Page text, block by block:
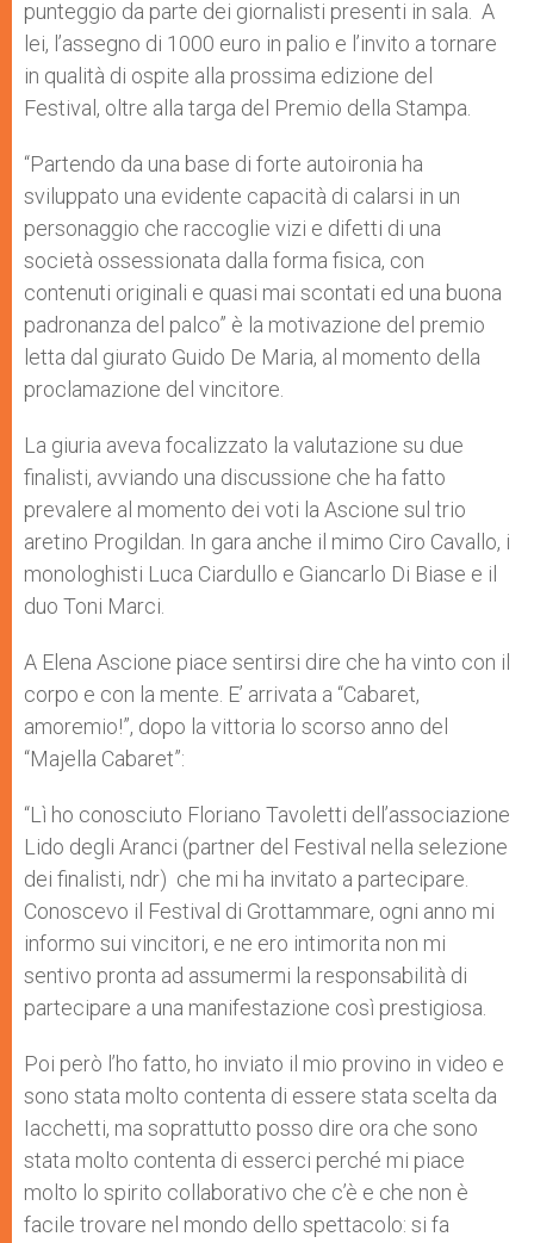
punteggio da parte dei giornalisti presenti in sala. A
lei, l’assegno di 1000 euro in palio e l’invito a tornare
in qualità di ospite alla prossima edizione del
Festival, oltre alla targa del Premio della Stampa.
“Partendo da una base di forte autoironia ha
sviluppato una evidente capacità di calarsi in un
personaggio che raccoglie vizi e difetti di una
società ossessionata dalla forma fisica, con
contenuti originali e quasi mai scontati ed una buona
padronanza del palco” è la motivazione del premio
letta dal giurato Guido De Maria, al momento della
proclamazione del vincitore.
La giuria aveva focalizzato la valutazione su due
finalisti, avviando una discussione che ha fatto
prevalere al momento dei voti la Ascione sul trio
aretino Progildan. In gara anche il mimo Ciro Cavallo, i
monologhisti Luca Ciardullo e Giancarlo Di Biase e il
duo Toni Marci.
A Elena Ascione piace sentirsi dire che ha vinto con il
corpo e con la mente. E’ arrivata a “Cabaret,
amoremio!”, dopo la vittoria lo scorso anno del
“Majella Cabaret”:
“Lì ho conosciuto Floriano Tavoletti dell’associazione
Lido degli Aranci (partner del Festival nella selezione
dei finalisti, ndr) che mi ha invitato a partecipare.
Conoscevo il Festival di Grottammare, ogni anno mi
informo sui vincitori, e ne ero intimorita non mi
sentivo pronta ad assumermi la responsabilità di
partecipare a una manifestazione così prestigiosa.
Poi però l’ho fatto, ho inviato il mio provino in video e
sono stata molto contenta di essere stata scelta da
Iacchetti, ma soprattutto posso dire ora che sono
stata molto contenta di esserci perché mi piace
molto lo spirito collaborativo che c’è e che non è
facile trovare nel mondo dello spettacolo: si fa